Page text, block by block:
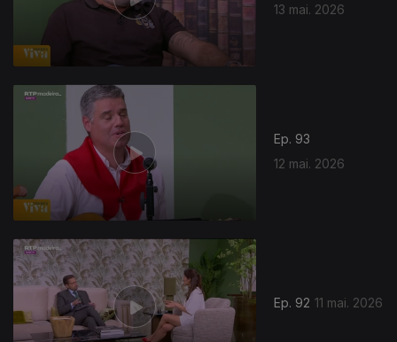
13 mai. 2026
Ep. 93
12 mai. 2026
Ep. 92 11 mai. 2026